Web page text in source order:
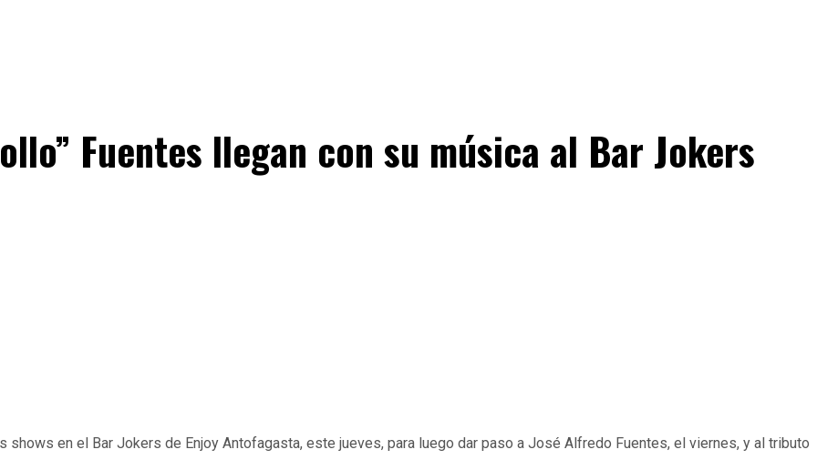
Fuentes llegan con su música al Bar Jokers
shows en el Bar Jokers de Enjoy Antofagasta, este jueves, para luego dar paso a José Alfredo Fuentes, el viernes, y al tributo